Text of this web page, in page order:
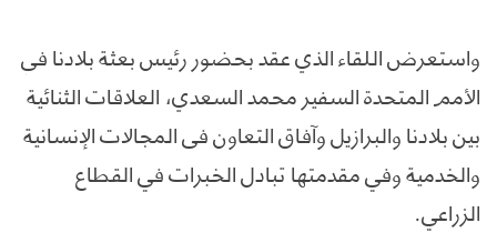
واستعرض اللقاء الذي عقد بحضور رئيس بعثة بلادنا في
الأمم المتحدة السفير محمد السعدي، العلاقات الثنائية
بين بلادنا والبرازيل وآفاق التعاون في المجالات الإنسانية
والخدمية وفي مقدمتها تبادل الخبرات في القطاع
الزراعي.